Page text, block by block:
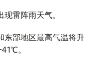
雷阵雨天气。
东部地区最高气温将升
。